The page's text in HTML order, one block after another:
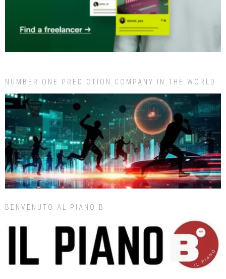
NUMBER ONE PREDICTION COMPANY IN THE WORLD
BENVENUTO AL PIANO B